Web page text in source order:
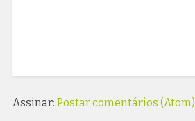
Assinar: Postar comentários (Atom)